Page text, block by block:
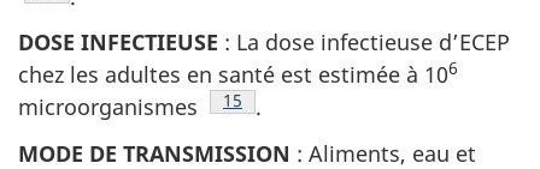
DOSE INFECTIEUSE : La dose infectieuse d’ECEP
chez les adultes en santé est estimée à 106
microorganismes Note de bas de page
15
.
MODE DE TRANSMISSION : Aliments, eau et